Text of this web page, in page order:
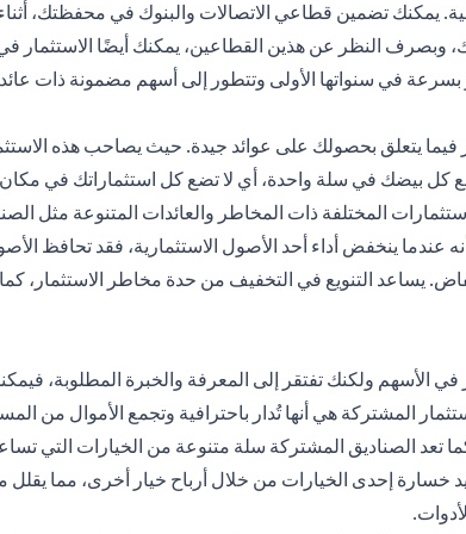
يمكنك تضمين قطاعي الاتصالات والبنوك في محفظتك،
وبصرف النظر عن هذين القطاعين، يمكنك أيضًا الاستثمار
بسرعة في سنواتها الأولى وتتطور إلى أسهم مضمونة ذات
يتعلق بحصولك على عوائد جيدة. حيث يصاحب هذه
كل بيضك في سلة واحدة، أي لا تضع كل استثماراتك في
المختلفة ذات المخاطر والعائدات المتنوعة مثل
عندما ينخفض أداء أحد الأصول الاستثمارية، فقد تحافظ
يساعد التنويع في التخفيف من حدة مخاطر الاستثمار،
في الأسهم ولكنك تفتقر إلى المعرفة والخبرة المطلوبة،
المشتركة هي أنها تُدار باحترافية وتجمع الأموال من
تعد الصناديق المشتركة سلة متنوعة من الخيارات التي
خسارة إحدى الخيارات من خلال أرباح خيار أخرى، مما